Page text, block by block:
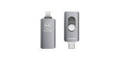
対応：○ スマートスピーカー対応：○
AirPrint対応：○ Wi-Fi Direct対応：○ ク
ラウドプリント：Epson Connect 機能：コ
USB2.0 無線LAN(Wi-Fi) その他機能：ダイ